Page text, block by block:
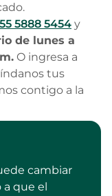
55 5888 5454 y
de lunes a
O ingresa a
tus
contigo a la
cambiar
que el